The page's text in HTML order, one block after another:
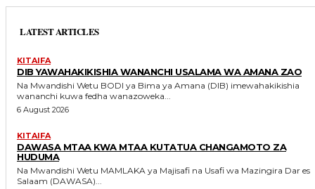
LATEST ARTICLES
KITAIFA
DIB YAWAHAKIKISHIA WANANCHI USALAMA WA AMANA ZAO
Na Mwandishi Wetu BODI ya Bima ya Amana (DIB) imewahakikishia
wananchi kuwa fedha wanazoweka...
6 August 2026
KITAIFA
DAWASA MTAA KWA MTAA KUTATUA CHANGAMOTO ZA
HUDUMA
Na Mwandishi Wetu MAMLAKA ya Majisafi na Usafi wa Mazingira Dar es
Salaam (DAWASA)...